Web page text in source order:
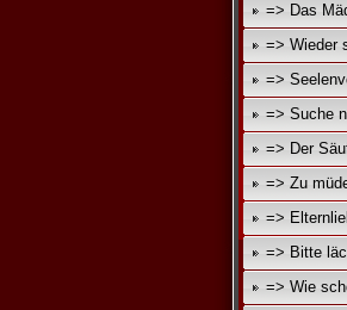
=> Das
=> Wieder
=>
=> Suche
=> Der
=> Zu
=>
=> Bitte
=> Wie